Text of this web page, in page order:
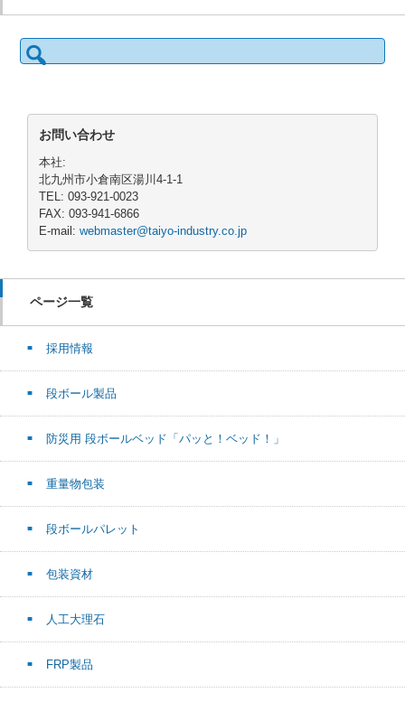
検
索:
お問い合わせ
本社:
北九州市小倉南区湯川4-1-1
TEL: 093-921-0023
FAX: 093-941-6866
E-mail: webmaster@taiyo-industry.co.jp
ページ一覧
採用情報
段ボール製品
防災用 段ボールベッド「パッと！ベッド！」
重量物包装
段ボールパレット
包装資材
人工大理石
FRP製品